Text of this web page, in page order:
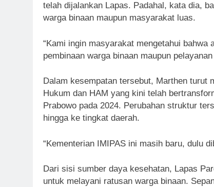
telah dijalankan Lapas. Padahal, kata dia,
warga binaan maupun masyarakat luas.
“Kami ingin masyarakat mengetahui
pembinaan warga binaan maupun
Dalam kesempatan tersebut, Marthen turut
Hukum dan HAM yang kini telah
Prabowo pada 2024. Perubahan struktur
hingga ke tingkat daerah.
“Kementerian IMIPAS ini masih baru, dulu
Dari sisi sumber daya kesehatan, Lapas
untuk melayani ratusan warga binaan.